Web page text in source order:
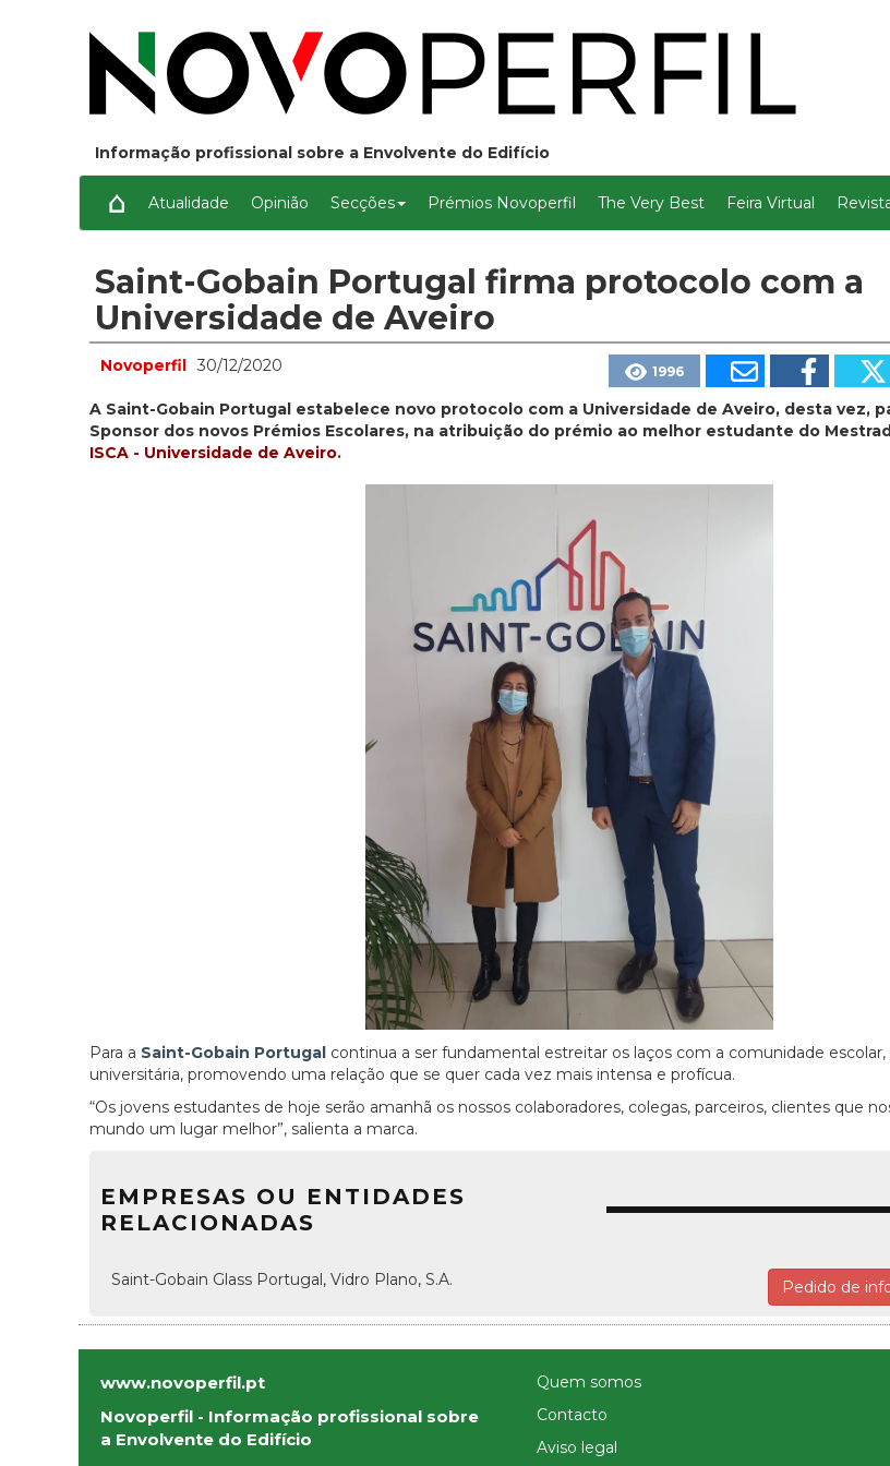
Informação profissional sobre a Envolvente do Edifício
Atualidade Opinião Secções Prémios Novoperfil The Very Best Feira Virtual
Saint-Gobain Portugal firma protocolo com a
Universidade de Aveiro
Novoperfil 30/12/2020 1996
A Saint-Gobain Portugal estabelece novo protocolo com a Universidade de Aveiro, desta vez,
Sponsor dos novos Prémios Escolares, na atribuição do prémio ao melhor estudante do
ISCA - Universidade de Aveiro.
Para a Saint-Gobain Portugal continua a ser fundamental estreitar os laços com a comunidade
universitária, promovendo uma relação que se quer cada vez mais intensa e profícua.
“Os jovens estudantes de hoje serão amanhã os nossos colaboradores, colegas, parceiros, clientes que
mundo um lugar melhor”, salienta a marca.
EMPRESAS OU ENTIDADES
RELACIONADAS
Saint-Gobain Glass Portugal, Vidro Plano, S.A. Pedido de
www.novoperfil.pt
Novoperfil - Informação profissional sobre
a Envolvente do Edifício
Quem somos
Contacto
Aviso legal